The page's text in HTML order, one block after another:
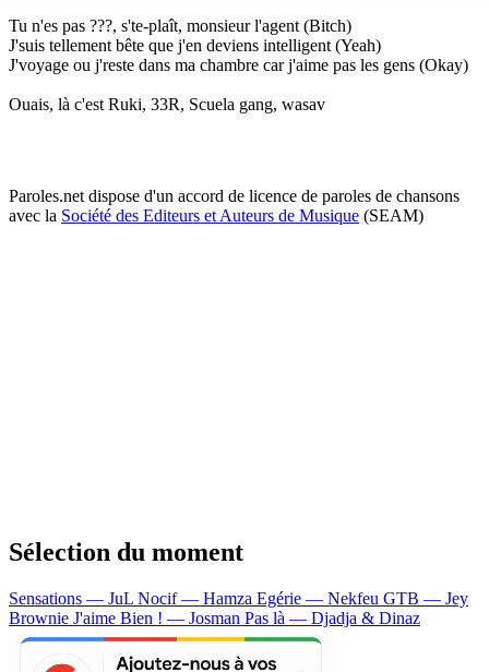
Tu n'es pas ???, s'te-plaît, monsieur l'agent (Bitch)
J'suis tellement bête que j'en deviens intelligent (Yeah)
J'voyage ou j'reste dans ma chambre car j'aime pas les gens (Okay)
Ouais, là c'est Ruki, 33R, Scuela gang, wasav
Paroles.net dispose d'un accord de licence de paroles de chansons
avec la Société des Editeurs et Auteurs de Musique (SEAM)
Sélection du moment
Sensations — JuL Nocif — Hamza Egérie — Nekfeu GTB — Jey
Brownie J'aime Bien ! — Josman Pas là — Djadja & Dinaz